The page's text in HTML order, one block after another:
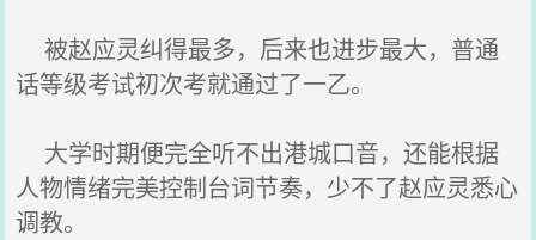
被赵应灵纠得最多，后来也进步最大，普通
话等级考试初次考就通过了一乙。
大学时期便完全听不出港城口音，还能根据
人物情绪完美控制台词节奏，少不了赵应灵悉心
调教。